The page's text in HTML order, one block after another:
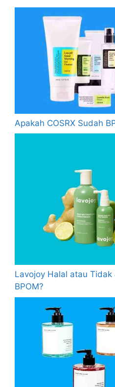
Apakah COSRX Sudah
Lavojoy Halal atau Tidak
BPOM?